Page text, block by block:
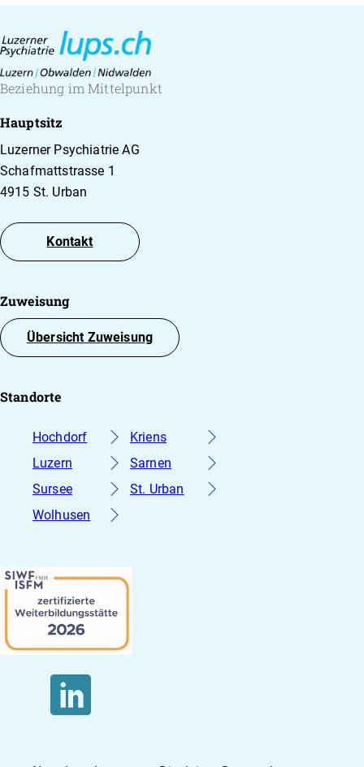
Beziehung im Mittelpunkt
Hauptsitz
Luzerner Psychiatrie AG
Schafmattstrasse 1
4915 St. Urban
Kontakt
Zuweisung
Übersicht Zuweisung
Standorte
Hochdorf
Kriens
Luzern
Sarnen
Sursee
St. Urban
Wolhusen